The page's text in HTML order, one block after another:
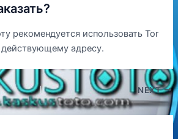
рекомендуется использовать Tor
адресу.
NEXT